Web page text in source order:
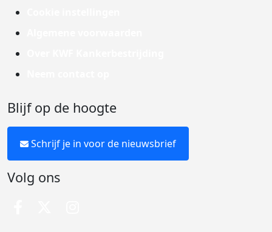
Blijf op de hoogte
Schrijf je in voor de nieuwsbrief
Volg ons